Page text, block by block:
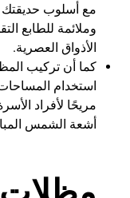
مع أسلوب حديقتك
وملائمة للطابع
الأذواق العصرية.
كما أن تركيب
استخدام
مريحًا لأفراد
أشعة الشمس